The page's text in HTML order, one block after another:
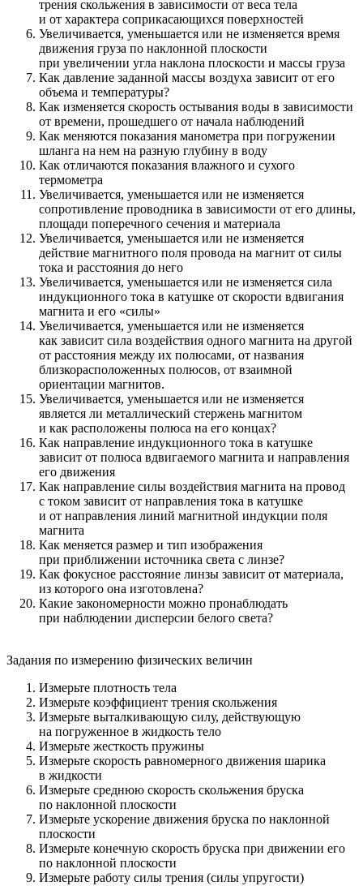
трения скольжения в зависимости от веса тела
и от характера соприкасающихся поверхностей
Увеличивается, уменьшается или не изменяется время
движения груза по наклонной плоскости
при увеличении угла наклона плоскости и массы груза
Как давление заданной массы воздуха зависит от его
объема и температуры?
Как изменяется скорость остывания воды в зависимости
от времени, прошедшего от начала наблюдений
Как меняются показания манометра при погружении
шланга на нем на разную глубину в воду
Как отличаются показания влажного и сухого
термометра
Увеличивается, уменьшается или не изменяется
сопротивление проводника в зависимости от его длины,
площади поперечного сечения и материала
Увеличивается, уменьшается или не изменяется
действие магнитного поля провода на магнит от силы
тока и расстояния до него
Увеличивается, уменьшается или не изменяется сила
индукционного тока в катушке от скорости вдвигания
магнита и его «силы»
Увеличивается, уменьшается или не изменяется
как зависит сила воздействия одного магнита на другой
от расстояния между их полюсами, от названия
близкорасположенных полюсов, от взаимной
ориентации магнитов.
Увеличивается, уменьшается или не изменяется
является ли металлический стержень магнитом
и как расположены полюса на его концах?
Как направление индукционного тока в катушке
зависит от полюса вдвигаемого магнита и направления
его движения
Как направление силы воздействия магнита на провод
с током зависит от направления тока в катушке
и от направления линий магнитной индукции поля
магнита
Как меняется размер и тип изображения
при приближении источника света с линзе?
Как фокусное расстояние линзы зависит от материала,
из которого она изготовлена?
Какие закономерности можно пронаблюдать
при наблюдении дисперсии белого света?
Задания по измерению физических величин
Измерьте плотность тела
Измерьте коэффициент трения скольжения
Измерьте выталкивающую силу, действующую
на погруженное в жидкость тело
Измерьте жесткость пружины
Измерьте скорость равномерного движения шарика
в жидкости
Измерьте среднюю скорость скольжения бруска
по наклонной плоскости
Измерьте ускорение движения бруска по наклонной
плоскости
Измерьте конечную скорость бруска при движении его
по наклонной плоскости
Измерьте работу силы трения (силы упругости)